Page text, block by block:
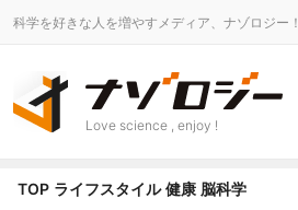
科学を好きな人を増やすメディア、ナゾロジー！
Love science , enjoy !
TOP ライフスタイル 健康 脳科学